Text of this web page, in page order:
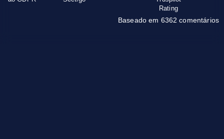
Baseado em 6362 comentários